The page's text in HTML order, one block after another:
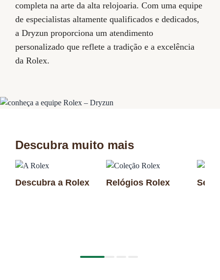
completa na arte da alta relojoaria. Com uma equipe
de especialistas altamente qualificados e dedicados,
a Dryzun proporciona um atendimento
personalizado que reflete a tradição e a excelência
da Rolex.
Descubra muito mais
Descubra a Rolex Relógios Rolex